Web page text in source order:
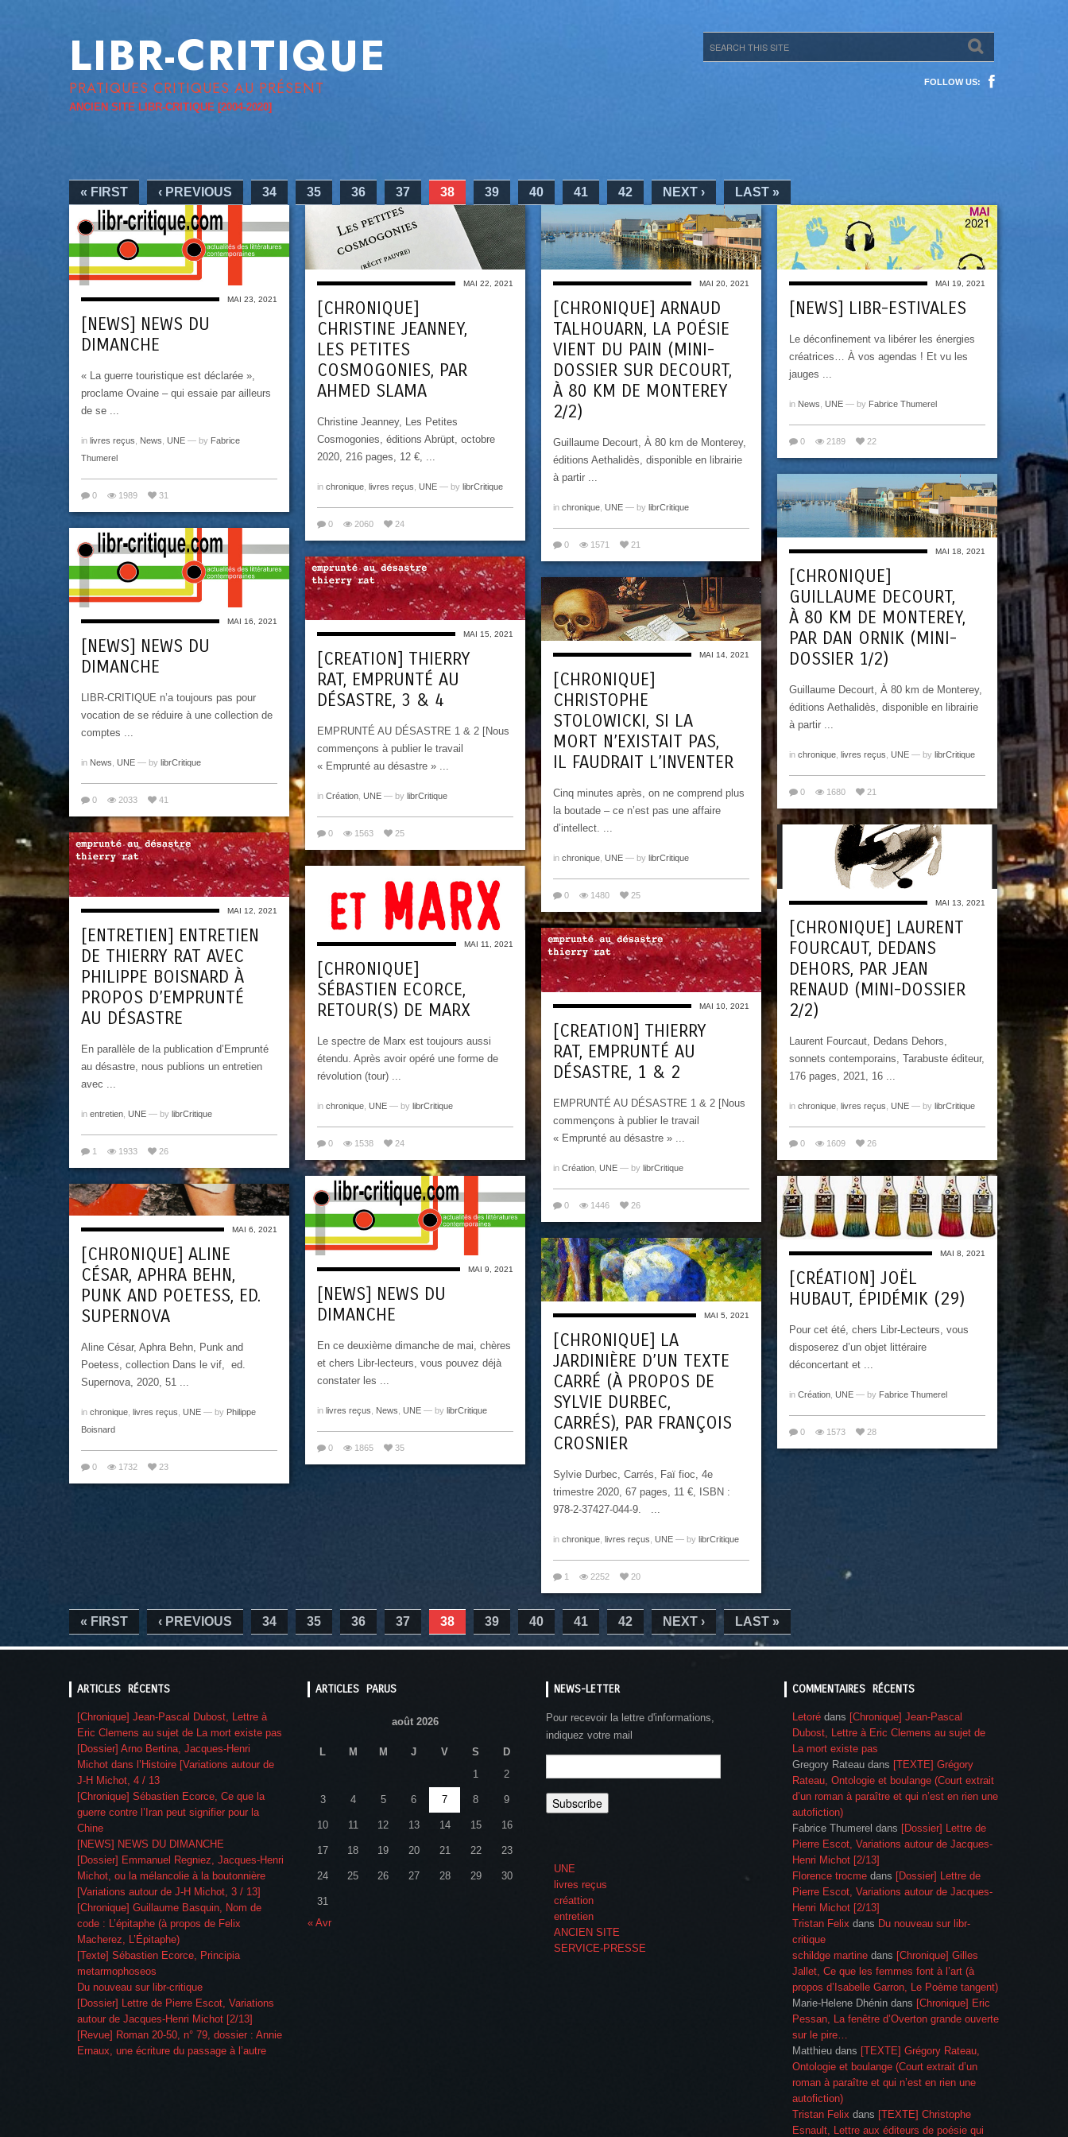
LIBR-CRITIQUE
PRATIQUES CRITIQUES AU PRÉSENT
ANCIEN SITE LIBR-CRITIQUE [2004-2020]
FOLLOW US:
« FIRST ‹ PREVIOUS 34 35 36 37 38 39 40 41 42 NEXT › LAST »
MAI 23, 2021
[NEWS] NEWS DU
DIMANCHE
« La guerre touristique est déclarée »,
proclame Ovaine – qui essaie par ailleurs
de se ...
in livres reçus News UNE — by Fabrice
Thumerel
0 1989 31
MAI 22, 2021
[CHRONIQUE]
CHRISTINE JEANNEY,
LES PETITES
COSMOGONIES, PAR
AHMED SLAMA
Christine Jeanney, Les Petites
Cosmogonies, éditions Abrüpt, octobre
2020, 216 pages, 12 €, ...
in chronique livres reçus UNE — by librCritique
0 2060 24
MAI 20, 2021
[CHRONIQUE] ARNAUD
TALHOUARN, LA POÉSIE
VIENT DU PAIN (MINI-
DOSSIER SUR DECOURT,
À 80 KM DE MONTEREY
2/2)
Guillaume Decourt, À 80 km de Monterey,
éditions Aethalidès, disponible en librairie
à partir ...
in chronique UNE — by librCritique
0 1571 21
MAI 19, 2021
[NEWS] LIBR-ESTIVALES
Le déconfinement va libérer les énergies
créatrices… À vos agendas ! Et vu les
jauges ...
in News UNE — by Fabrice Thumerel
0 2189 22
MAI 18, 2021
[CHRONIQUE]
GUILLAUME DECOURT,
À 80 KM DE MONTEREY,
PAR DAN ORNIK (MINI-
DOSSIER 1/2)
Guillaume Decourt, À 80 km de Monterey,
éditions Aethalidès, disponible en librairie
à partir ...
in chronique livres reçus UNE — by librCritique
0 1680 21
MAI 16, 2021
[NEWS] NEWS DU
DIMANCHE
LIBR-CRITIQUE n’a toujours pas pour
vocation de se réduire à une collection de
comptes ...
in News, UNE — by librCritique
0 2033 41
MAI 15, 2021
[CREATION] THIERRY
RAT, EMPRUNTÉ AU
DÉSASTRE, 3 & 4
EMPRUNTÉ AU DÉSASTRE 1 & 2 [Nous
commençons à publier le travail
« Emprunté au désastre » ...
in Création UNE — by librCritique
0 1563 25
MAI 14, 2021
[CHRONIQUE]
CHRISTOPHE
STOLOWICKI, SI LA
MORT N’EXISTAIT PAS,
IL FAUDRAIT L’INVENTER
Cinq minutes après, on ne comprend plus
la boutade – ce n’est pas une affaire
d’intellect. ...
in chronique UNE — by librCritique
0 1480 25
MAI 13, 2021
[CHRONIQUE] LAURENT
FOURCAUT, DEDANS
DEHORS, PAR JEAN
RENAUD (MINI-DOSSIER
2/2)
Laurent Fourcaut, Dedans Dehors,
sonnets contemporains, Tarabuste éditeur,
176 pages, 2021, 16 ...
in chronique livres reçus UNE — by librCritique
0 1609 26
MAI 12, 2021
[ENTRETIEN] ENTRETIEN
DE THIERRY RAT AVEC
PHILIPPE BOISNARD À
PROPOS D’EMPRUNTÉ
AU DÉSASTRE
En parallèle de la publication d’Emprunté
au désastre, nous publions un entretien
avec ...
in entretien UNE — by librCritique
1 1933 26
MAI 11, 2021
[CHRONIQUE]
SÉBASTIEN ECORCE,
RETOUR(S) DE MARX
Le spectre de Marx est toujours aussi
étendu. Après avoir opéré une forme de
révolution (tour) ...
in chronique UNE — by librCritique
0 1538 24
MAI 10, 2021
[CREATION] THIERRY
RAT, EMPRUNTÉ AU
DÉSASTRE, 1 & 2
EMPRUNTÉ AU DÉSASTRE 1 & 2 [Nous
commençons à publier le travail
« Emprunté au désastre » ...
in Création UNE — by librCritique
0 1446 26
MAI 9, 2021
[NEWS] NEWS DU
DIMANCHE
En ce deuxième dimanche de mai, chères
et chers Libr-lecteurs, vous pouvez déjà
constater les ...
in livres reçus, News, UNE — by librCritique
0 1865 35
MAI 8, 2021
[CRÉATION] JOËL
HUBAUT, ÉPIDÉMIK (29)
Pour cet été, chers Libr-Lecteurs, vous
disposerez d’un objet littéraire
déconcertant et ...
in Création UNE — by Fabrice Thumerel
0 1573 28
MAI 6, 2021
[CHRONIQUE] ALINE
CÉSAR, APHRA BEHN,
PUNK AND POETESS, ED.
SUPERNOVA
Aline César, Aphra Behn, Punk and
Poetess, collection Dans le vif, ed.
Supernova, 2020, 51 ...
in chronique livres reçus UNE — by Philippe
Boisnard
0 1732 23
MAI 5, 2021
[CHRONIQUE] LA
JARDINIÈRE D’UN TEXTE
CARRÉ (À PROPOS DE
SYLVIE DURBEC,
CARRÉS), PAR FRANÇOIS
CROSNIER
Sylvie Durbec, Carrés, Faï fioc, 4e
trimestre 2020, 67 pages, 11 €, ISBN :
978-2-37427-044-9. ...
in chronique livres reçus UNE — by librCritique
1 2252 20
« FIRST ‹ PREVIOUS 34 35 36 37 38 39 40 41 42 NEXT › LAST »
ARTICLES RÉCENTS
[Chronique] Jean-Pascal Dubost, Lettre à
Eric Clemens au sujet de La mort existe pas
[Dossier] Arno Bertina, Jacques-Henri
Michot dans l’Histoire [Variations autour de
J-H Michot, 4 / 13
[Chronique] Sébastien Ecorce, Ce que la
guerre contre l’Iran peut signifier pour la
Chine
[NEWS] NEWS DU DIMANCHE
[Dossier] Emmanuel Regniez, Jacques-Henri
Michot, ou la mélancolie à la boutonnière
[Variations autour de J-H Michot, 3 / 13]
[Chronique] Guillaume Basquin, Nom de
code : L’épitaphe (à propos de Felix
Macherez, L’Épitaphe)
[Texte] Sébastien Ecorce, Principia
metarmophoseos
Du nouveau sur libr-critique
[Dossier] Lettre de Pierre Escot, Variations
autour de Jacques-Henri Michot [2/13]
[Revue] Roman 20-50, n° 79, dossier : Annie
Ernaux, une écriture du passage à l’autre
ARTICLES PARUS
août 2026
L M M J V S
D
1
2
3 4 5 6 7 8 9
10 11 12 13 14 15 16
17 18 19 20 21 22 23
24 25 26 27 28 29 30
31
« Avr
NEWS-LETTER
Pour recevoir la lettre d'informations,
indiquez votre mail
UNE
livres reçus
créattion
entretien
ANCIEN SITE
SERVICE-PRESSE
COMMENTAIRES RÉCENTS
Letoré dans [Chronique] Jean-Pascal
Dubost, Lettre à Eric Clemens au sujet de
La mort existe pas
Gregory Rateau dans [TEXTE] Grégory
Rateau, Ontologie et boulange (Court extrait
d’un roman à paraître et qui n’est en rien une
autofiction)
Fabrice Thumerel dans [Dossier] Lettre de
Pierre Escot, Variations autour de Jacques-
Henri Michot [2/13]
Florence trocme dans [Dossier] Lettre de
Pierre Escot, Variations autour de Jacques-
Henri Michot [2/13]
Tristan Felix dans Du nouveau sur libr-
critique
schildge martine dans [Chronique] Gilles
Jallet, Ce que les femmes font à l’art (à
propos d’Isabelle Garron, Le Poème tangent)
Marie-Helene Dhénin dans [Chronique] Eric
Pessan, La fenêtre d’Overton grande ouverte
sur le pire…
Matthieu dans [TEXTE] Grégory Rateau,
Ontologie et boulange (Court extrait d’un
roman à paraître et qui n’est en rien une
autofiction)
Tristan Felix dans [TEXTE] Christophe
Esnault, Lettre aux éditeurs de poésie qui